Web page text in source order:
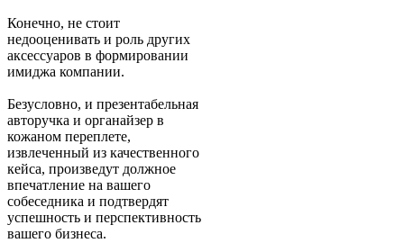
Конечно, не стоит
недооценивать и роль других
аксессуаров в формировании
имиджа компании.
Безусловно, и презентабельная
авторучка и органайзер в
кожаном переплете,
извлеченный из качественного
кейса, произведут должное
впечатление на вашего
собеседника и подтвердят
успешность и перспективность
вашего бизнеса.